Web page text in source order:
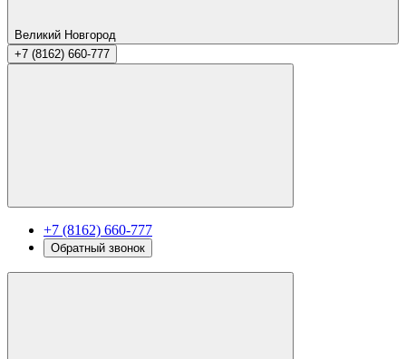
Великий Новгород
+7 (8162) 660-777
+7 (8162) 660-777
Обратный звонок